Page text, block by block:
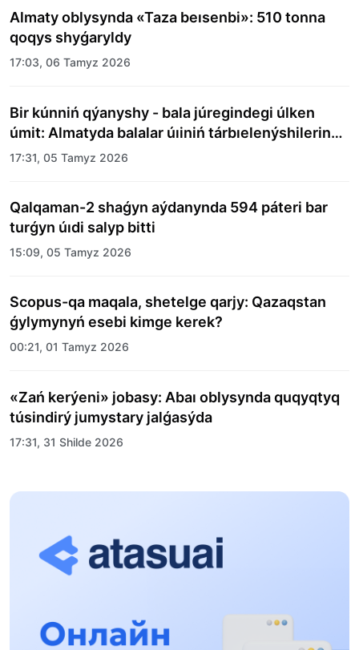
Almaty oblysynda «Taza beısenbi»: 510 tonna
qoqys shyǵaryldy
17:03, 06 Tamyz 2026
Bir kúnniń qýanyshy - bala júregindegi úlken
úmit: Almatyda balalar úıiniń tárbıelenýshilerine
merekelik kún uıymdastyryldy
17:31, 05 Tamyz 2026
Qalqaman-2 shaǵyn aýdanynda 594 páteri bar
turǵyn úıdi salyp bitti
15:09, 05 Tamyz 2026
Scopus-qa maqala, shetelge qarjy: Qazaqstan
ǵylymynyń esebi kimge kerek?
00:21, 01 Tamyz 2026
«Zań kerýeni» jobasy: Abaı oblysynda quqyqtyq
túsindirý jumystary jalǵasýda
17:31, 31 Shilde 2026
Halyqaralyq «Formýla-1 H2O» jarysyn Qonaev
13:13, 30 Shilde 2026
12:01, 28 Shilde 2026